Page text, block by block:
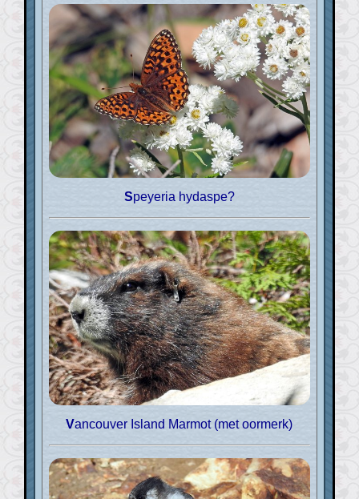
Speyeria hydaspe?
Vancouver Island Marmot (met oormerk)